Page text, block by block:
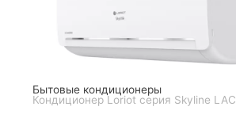
Бытовые кондиционеры
Кондиционер Loriot серия Skyline